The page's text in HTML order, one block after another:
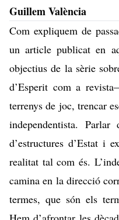
Guillem València
Com expliquem de
un article publicat en
objectius de la sèrie
d’Esperit com a
terrenys de joc, trencar
independentista.
d’estructures d’Estat i
realitat tal com és.
camina en la direcció
termes, que són els